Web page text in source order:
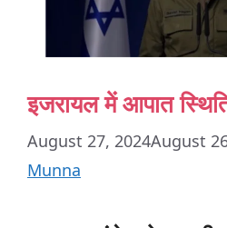
इजरायल में आपात
August 27, 2024August
Munna